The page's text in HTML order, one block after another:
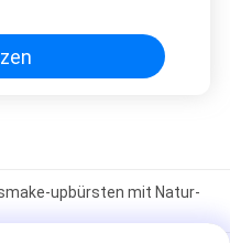
upbürsten mit Natur-